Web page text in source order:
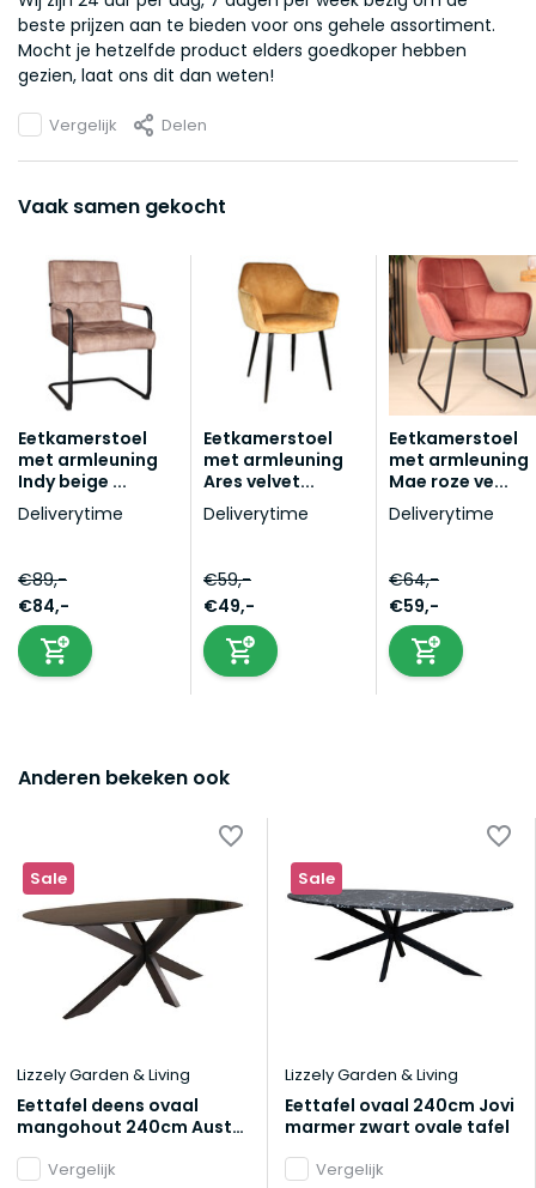
beste prijzen aan te bieden voor ons gehele assortiment.
Mocht je hetzelfde product elders goedkoper hebben
gezien, laat ons dit dan weten!
Vergelijk Delen
Vaak samen gekocht
Eetkamerstoel
met armleuning
Indy beige ...
Deliverytime
€89,-
€84,-
Eetkamerstoel
met armleuning
Ares velvet...
Deliverytime
€59,-
€49,-
Eetkamerstoel
met armleuning
Mae roze ve...
Deliverytime
€64,-
€59,-
Anderen bekeken ook
Sale
Lizzely Garden & Living
Eettafel deens ovaal
mangohout 240cm Austin
duurzaam mango
Vergelijk
Sale
Lizzely Garden & Living
Eettafel ovaal 240cm Jovi
marmer zwart ovale tafel
Vergelijk